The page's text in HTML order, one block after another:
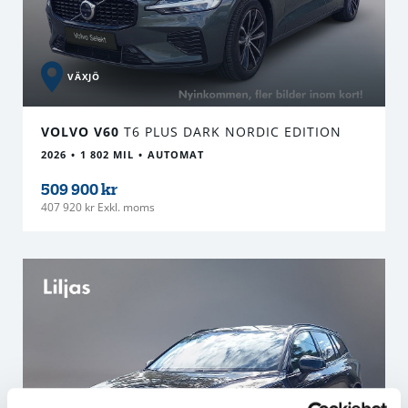
VÄXJÖ
VOLVO V60 T6 PLUS DARK NORDIC EDITION
2026 1 802 MIL AUTOMAT
509 900 kr
407 920 kr Exkl. moms